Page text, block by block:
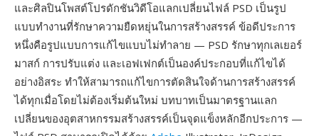
และศิลปินโพสต์โปรดักชันวิดีโอแลกเปลี่ยนไฟล์ PSD เป็นรูป
แบบทำงานที่รักษาความยืดหยุ่นในการสร้างสรรค์ ข้อดีประการ
หนึ่งคือรูปแบบการแก้ไขแบบไม่ทำลาย — PSD รักษาทุกเลเยอร์
มาสก์ การปรับแต่ง และเอฟเฟกต์เป็นองค์ประกอบที่แก้ไขได้
อย่างอิสระ ทำให้สามารถแก้ไขการตัดสินใจด้านการสร้างสรรค์
ได้ทุกเมื่อโดยไม่ต้องเริ่มต้นใหม่ บทบาทเป็นมาตรฐานแลก
เปลี่ยนของอุตสาหกรรมสร้างสรรค์เป็นจุดแข็งหลักอีกประการ —